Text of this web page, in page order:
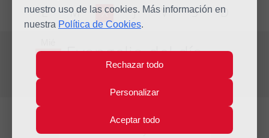
nuestro uso de las cookies. Más información en
nuestra Política de Cookies.
Rechazar todo
Personalizar
Aceptar todo
L M X J V S D
24
2020
Evangelio del día
Lecturas del día y comentario